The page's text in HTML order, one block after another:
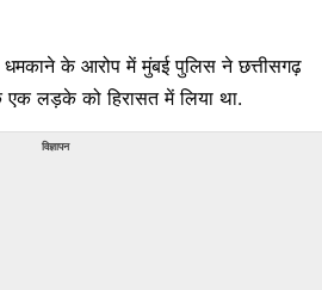
धमकाने के आरोप में मुंबई पुलिस ने छत्तीसगढ़
लड़के को हिरासत में लिया था.
विज्ञापन